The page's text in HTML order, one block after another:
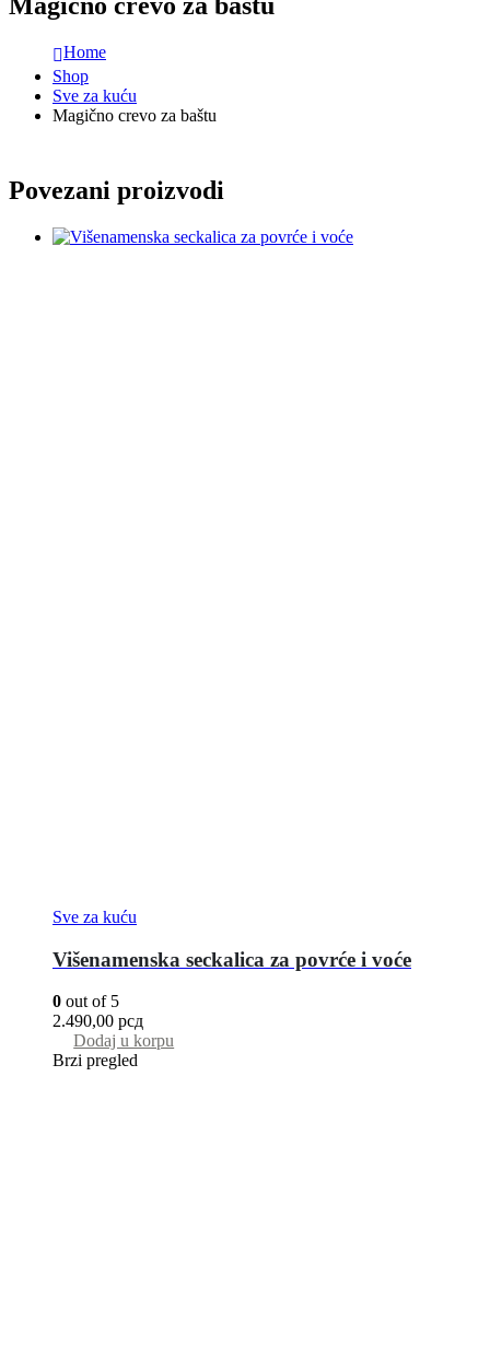
Home
Shop
Sve za kuću
Magično crevo za baštu
Povezani proizvodi
Sve za kuću
Višenamenska seckalica za povrće i voće
0 out of 5
2.490,00 рсд
Dodaj u korpu
Brzi pregled